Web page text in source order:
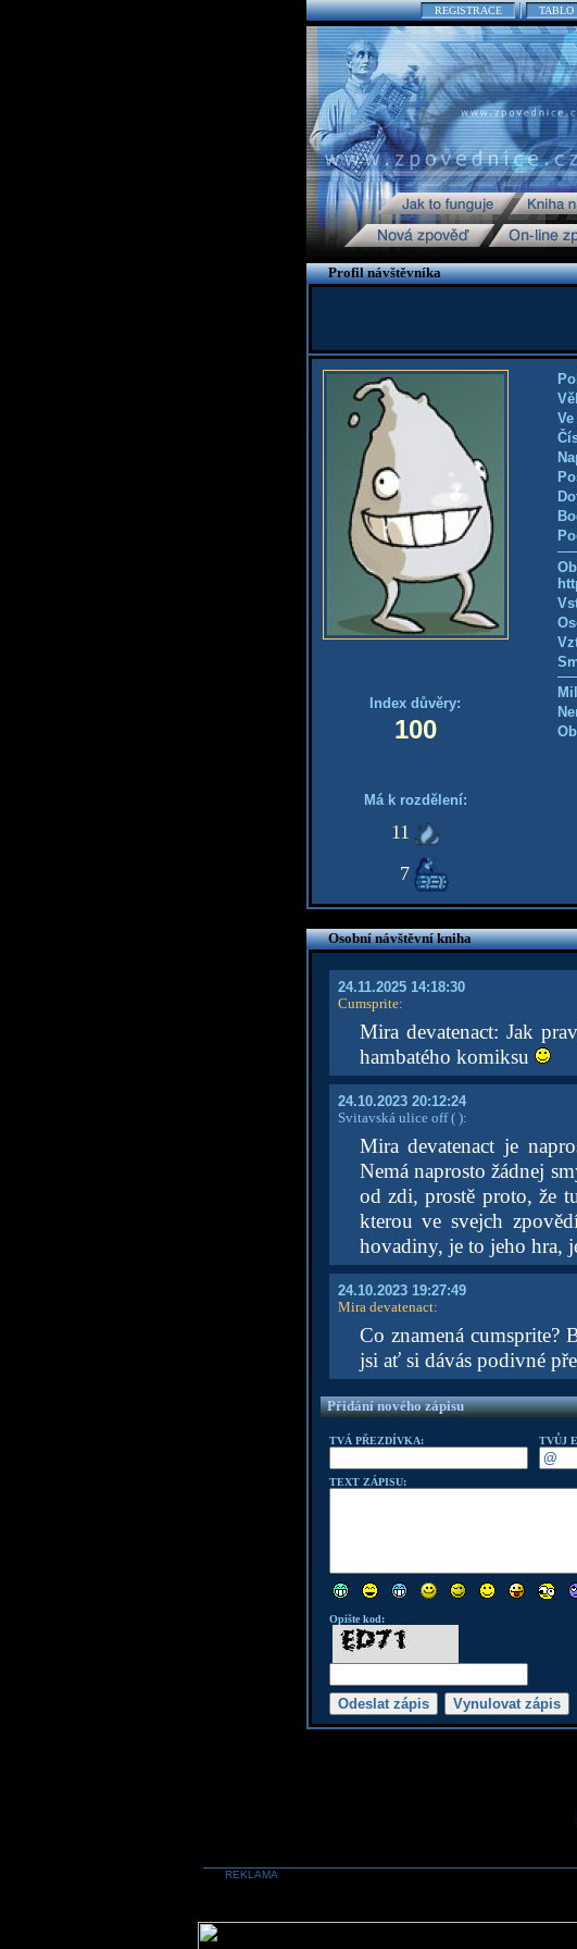
REGISTRACE TABLO
Profil návštěvníka
Index důvěry:
100
Má k rozdělení:
11
7
Osobní návštěvní kniha
24.11.2025 14:18:30
Cumsprite:
Mira devatenact: Jak
hambatého komiksu
24.10.2023 20:12:24
Svitavská ulice off( ):
Mira devatenact je
Nemá naprosto žádnej
od zdi, prostě proto, že
kterou ve svejch
hovadiny, je to jeho hra,
24.10.2023 19:27:49
Mira devatenact:
Co znamená
jsi ať si dávás podivné
Přidání nového zápisu
TVÁ PŘEZDÍVKA: TVŮJ
TEXT ZÁPISU:
Opište kod:
REKLAMA